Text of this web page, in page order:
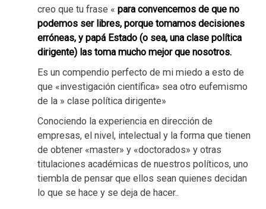
creo que tu frase « para convencernos de que no
podemos ser libres, porque tomamos decisiones
erróneas, y papá Estado (o sea, una clase política
dirigente) las toma mucho mejor que nosotros.
Es un compendio perfecto de mi miedo a esto de
que «investigación científica» sea otro eufemismo
de la » clase política dirigente»
Conociendo la experiencia en dirección de
empresas, el nivel, intelectual y la forma que tienen
de obtener «master» y «doctorados» y otras
titulaciones académicas de nuestros políticos, uno
tiembla de pensar que ellos sean quienes decidan
lo que se hace y se deja de hacer..